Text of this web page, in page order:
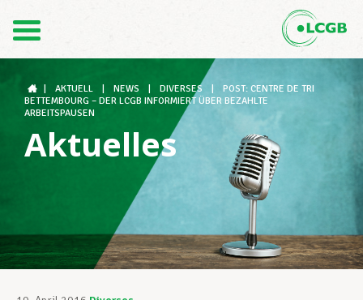
FR
Der LCGB
Gewerkschaftsstrukturen
Unterstützung im Arbeitsalltag
AKTUELL NEWS DIVERSES
POST: CENTRE DE TRI
BETTEMBOURG – DER LCGB INFORMIERT ÜBER BEZAHLTE
ARBEITSPAUSEN
Aktuelles